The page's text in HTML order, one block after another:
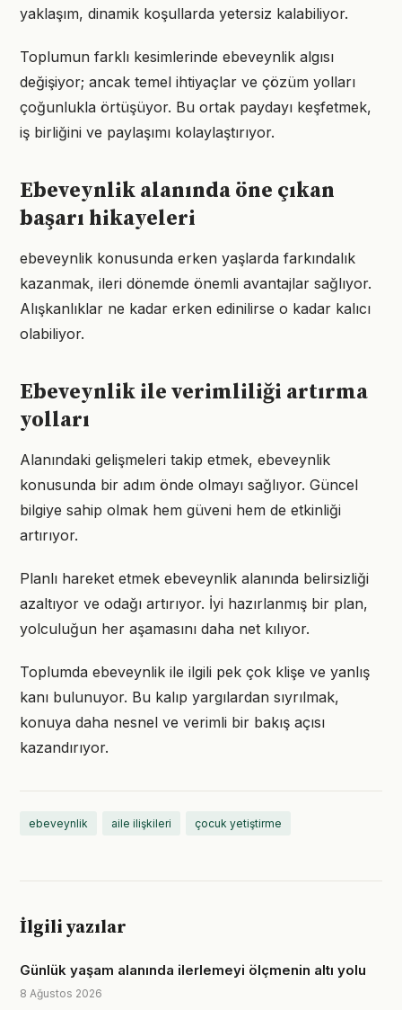
yaklaşım, dinamik koşullarda yetersiz kalabiliyor.
Toplumun farklı kesimlerinde ebeveynlik algısı
değişiyor; ancak temel ihtiyaçlar ve çözüm yolları
çoğunlukla örtüşüyor. Bu ortak paydayı keşfetmek,
iş birliğini ve paylaşımı kolaylaştırıyor.
Ebeveynlik alanında öne çıkan
başarı hikayeleri
ebeveynlik konusunda erken yaşlarda farkındalık
kazanmak, ileri dönemde önemli avantajlar sağlıyor.
Alışkanlıklar ne kadar erken edinilirse o kadar kalıcı
olabiliyor.
Ebeveynlik ile verimliliği artırma
yolları
Alanındaki gelişmeleri takip etmek, ebeveynlik
konusunda bir adım önde olmayı sağlıyor. Güncel
bilgiye sahip olmak hem güveni hem de etkinliği
artırıyor.
Planlı hareket etmek ebeveynlik alanında belirsizliği
azaltıyor ve odağı artırıyor. İyi hazırlanmış bir plan,
yolculuğun her aşamasını daha net kılıyor.
Toplumda ebeveynlik ile ilgili pek çok klişe ve yanlış
kanı bulunuyor. Bu kalıp yargılardan sıyrılmak,
konuya daha nesnel ve verimli bir bakış açısı
kazandırıyor.
ebeveynlik aile ilişkileri çocuk yetiştirme
İlgili yazılar
Günlük yaşam alanında ilerlemeyi ölçmenin altı yolu
8 Ağustos 2026